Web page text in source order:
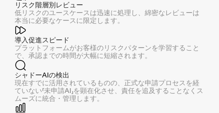
リスク階層別レビュー
低リスクのユースケースは迅速に処理し、綿密なレビューは
本当に必要なケースに限定します。
導入促進スピード
プラットフォームがお客様のリスクパターンを学習すること
で、承認までの時間が大幅に短縮されます。
シャドーAIの検出
現在すでに活用されているものの、正式な申請プロセスを経
ていない「未申請AI」を顕在化させ、責任を追及することなくス
ムーズに統合・管理します。